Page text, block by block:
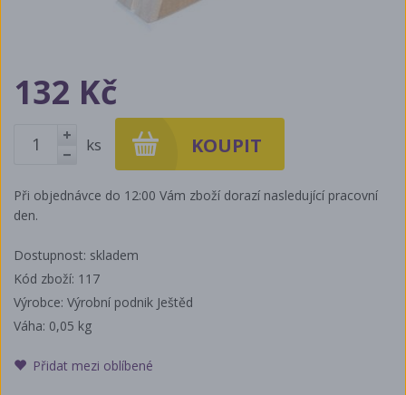
132 Kč
+
ks
Při objednávce do 12:00 Vám zboží dorazí nasledující pracovní
den.
Dostupnost: skladem
Kód zboží: 117
Výrobce: Výrobní podnik Ještěd
Váha: 0,05 kg
Přidat mezi oblíbené